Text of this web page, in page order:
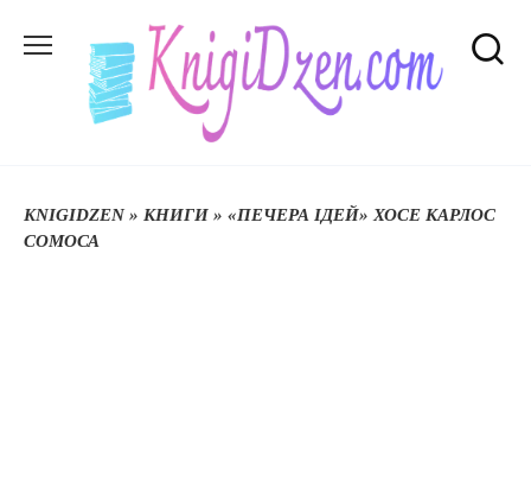
до
KNIGIDZEN» КНИГИ » «ПЕЧЕРА ІДЕЙ» ХОСЕ КАРЛОС
СОМОСА